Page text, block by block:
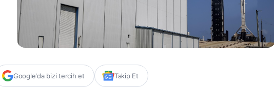
Google'da bizi tercih et Takip Et